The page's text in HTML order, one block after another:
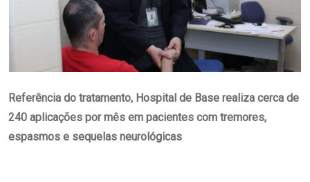
Referência do tratamento, Hospital de Base realiza cerca de
240 aplicações por mês em pacientes com tremores,
espasmos e sequelas neurológicas